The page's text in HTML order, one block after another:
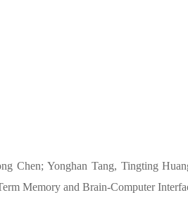
Chen; Yonghan Tang, Tingting
Memory and Brain-Computer